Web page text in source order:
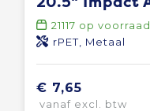
21117 op voorraad
rPET, Metaal
€ 7,65
vanaf excl. btw